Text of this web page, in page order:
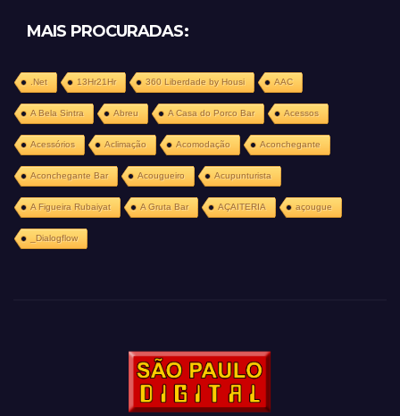
MAIS PROCURADAS:
.Net 13Hr21Hr 360 Liberdade by Housi AAC
A Bela Sintra Abreu A Casa do Porco Bar Acessos
Acessórios Aclimação Acomodação Aconchegante
Aconchegante Bar Acougueiro Acupunturista
A Figueira Rubaiyat A Gruta Bar AÇAITERIA açougue
_Dialogflow